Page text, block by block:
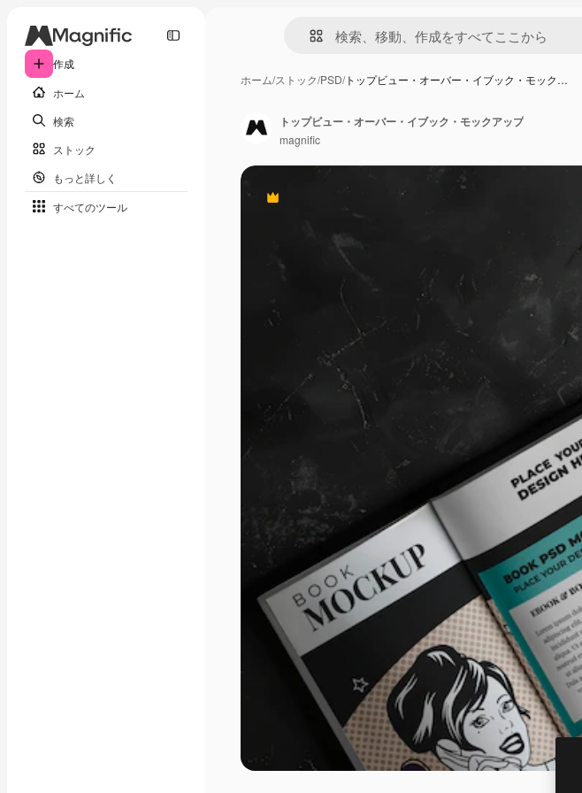
作成
ホーム
検索
ストック
もっと詳しく
すべてのツール
ホーム/ストック/PSD/トップビュー・オーバー・イブック・モック…
Premium
トップビュー・オーバー・イブック・モックアップ
magnific